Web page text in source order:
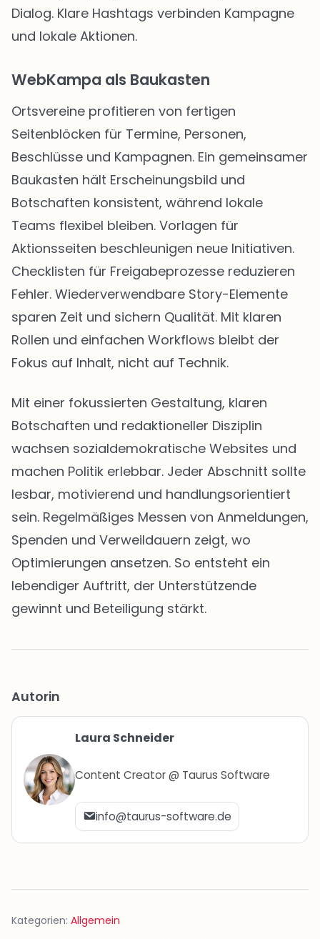
Dialog. Klare Hashtags verbinden Kampagne
und lokale Aktionen.
WebKampa als Baukasten
Ortsvereine profitieren von fertigen
Seitenblöcken für Termine, Personen,
Beschlüsse und Kampagnen. Ein gemeinsamer
Baukasten hält Erscheinungsbild und
Botschaften konsistent, während lokale
Teams flexibel bleiben. Vorlagen für
Aktionsseiten beschleunigen neue Initiativen.
Checklisten für Freigabeprozesse reduzieren
Fehler. Wiederverwendbare Story-Elemente
sparen Zeit und sichern Qualität. Mit klaren
Rollen und einfachen Workflows bleibt der
Fokus auf Inhalt, nicht auf Technik.
Mit einer fokussierten Gestaltung, klaren
Botschaften und redaktioneller Disziplin
wachsen sozialdemokratische Websites und
machen Politik erlebbar. Jeder Abschnitt sollte
lesbar, motivierend und handlungsorientiert
sein. Regelmäßiges Messen von Anmeldungen,
Spenden und Verweildauern zeigt, wo
Optimierungen ansetzen. So entsteht ein
lebendiger Auftritt, der Unterstützende
gewinnt und Beteiligung stärkt.
Autorin
Laura Schneider
Content Creator @ Taurus Software
info@taurus-software.de
Kategorien: Allgemein